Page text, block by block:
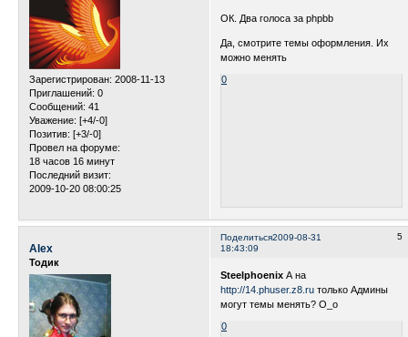
Зарегистрирован: 2008-11-13
Приглашений: 0
Сообщений: 41
Уважение: [+4/-0]
Позитив: [+3/-0]
Провел на форуме:
18 часов 16 минут
Последний визит:
2009-10-20 08:00:25
ОК. Два голоса за phpbb
Да, смотрите темы оформления. Их
можно менять
0
Поделиться 5
2009-08-31
18:43:09
Alex
Тодик
Steelphoenix А на
http://14.phuser.z8.ru только Админы
могут темы менять? О_о
0